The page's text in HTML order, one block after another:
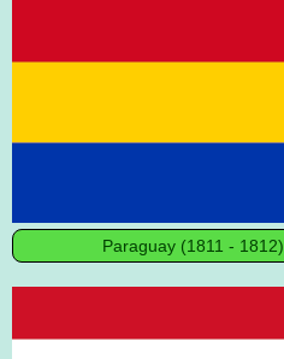
Paraguay (1811 - 1812)